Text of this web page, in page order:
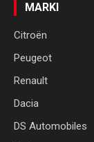
MARKI
Citroën
Peugeot
Renault
Dacia
DS Automobiles